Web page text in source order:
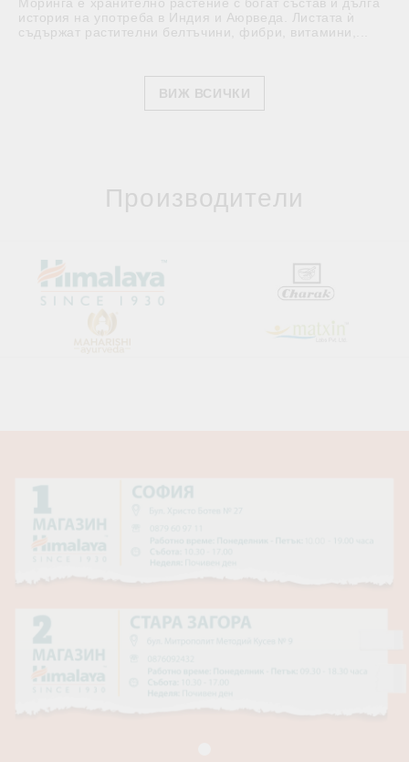
история на употреба в Индия и Аюрведа. Листата ѝ
съдържат растителни белтъчини, фибри, витамини,...
ВИЖ ВСИЧКИ
Производители